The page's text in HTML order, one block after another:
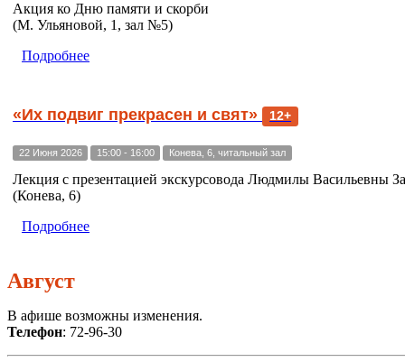
Акция ко Дню памяти и скорби
(М. Ульяновой, 1, зал №5)
Подробнее
«Их подвиг прекрасен и свят» 12+
22 Июня 2026 15:00 - 16:00 Конева, 6, читальный зал
Лекция с презентацией экскурсовода Людмилы Васильевны
(Конева, 6)
Подробнее
Август
В афише возможны изменения.
Телефон: 72-96-30